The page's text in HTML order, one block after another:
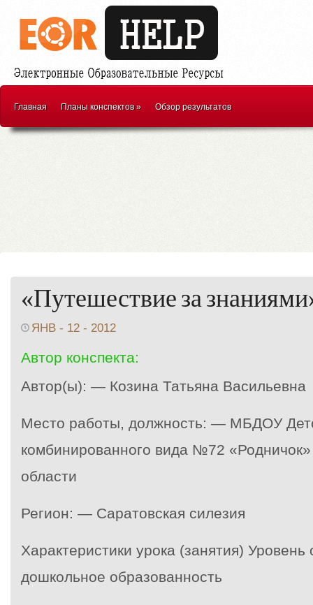
Главная Планы конспектов» Обзор результатов
«Путешествие за
ЯНВ - 12 - 2012
Автор конспекта:
Автор(ы): — Козина Татьяна Васильевна
Место работы, должность: — МБДОУ
комбинированного вида №72 «Родничок»
области
Регион: — Саратовская силезия
Характеристики урока (занятия)
дошкольное образованность